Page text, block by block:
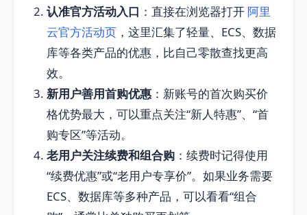
认准官方活动入口 ：直接在浏览器打开 阿里
云官方活动页 ，这里汇集了轻量、ECS、数据
库等各类产品的优惠，比自己零散查找更高
效。
新用户善用首购优惠 ：新账号的首次购买价
格优势最大，可以重点关注“新人特惠”、“首
购专区”等活动。
老用户关注续费和组合购 ：续费时记得使用
“续费优惠”或“老用户专享价”。如果业务需要
ECS、数据库等多种产品，可以看看“组合